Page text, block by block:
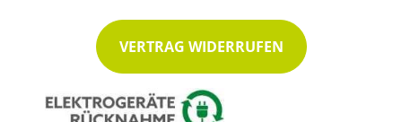
VERTRAG WIDERRUFEN